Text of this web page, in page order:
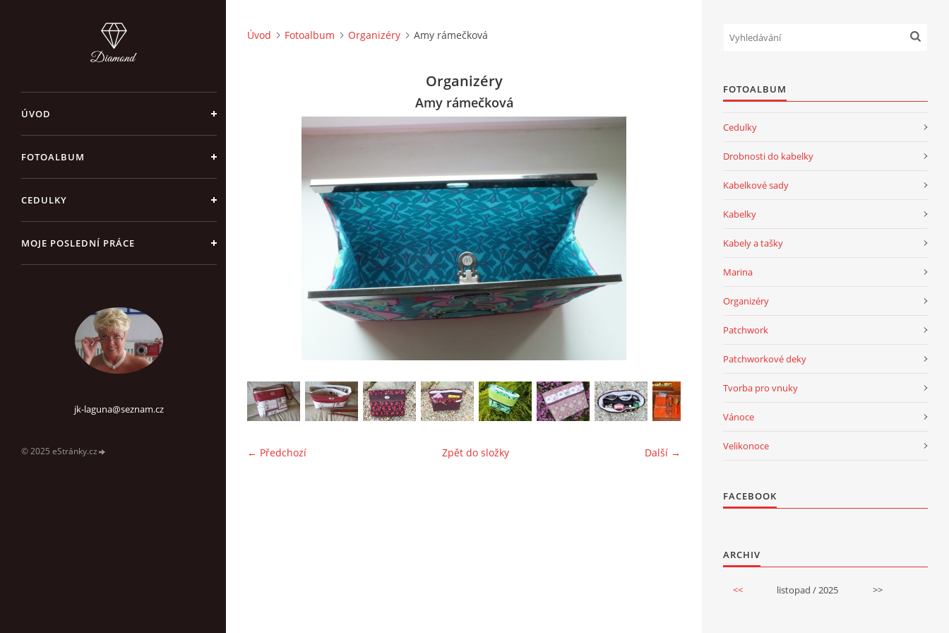
ÚVOD
FOTOALBUM
CEDULKY
MOJE POSLEDNÍ PRÁCE
jk-laguna@seznam.cz
© 2025 eStránky.cz
Úvod Fotoalbum Organizéry Amy rámečková
Organizéry
Amy rámečková
← Předchozí Další →
Zpět do složky
FOTOALBUM
Cedulky
Drobnosti do kabelky
Kabelkové sady
Kabelky
Kabely a tašky
Marina
Organizéry
Patchwork
Patchworkové deky
Tvorba pro vnuky
Vánoce
Velikonoce
FACEBOOK
ARCHIV
<< listopad / 2025 >>